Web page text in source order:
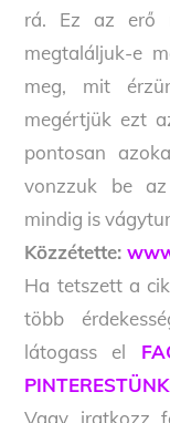
rá. Ez az erő
megtaláljuk-e
meg, mit
megértjük ezt
pontosan
vonzzuk be
mindig is
Közzétette:
Ha tetszett a
több
látogass el
Vagy iratkozz